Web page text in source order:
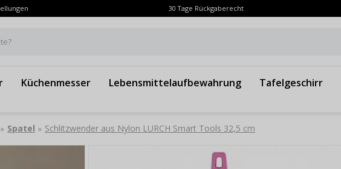
30 Tage Rückgaberecht
Küchenmesser Lebensmittelaufbewahrung Tafelgeschirr
» Spatel » Schlitzwender aus Nylon LURCH Smart Tools 32,5 cm